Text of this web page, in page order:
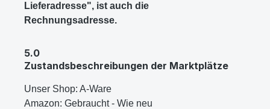
Lieferadresse", ist auch die
Rechnungsadresse.
5.0
Zustandsbeschreibungen der Marktplätze
Unser Shop: A-Ware
Amazon: Gebraucht - Wie neu